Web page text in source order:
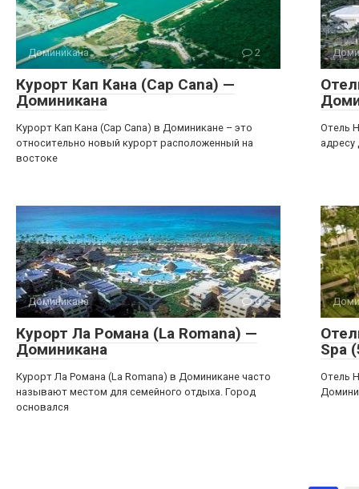
Доминикана 2
Курорт Кап Кана (Cap Cana) —
Доминикана
Курорт Кап Кана (Cap Cana) в Доминикане – это
относительно новый курорт расположенный на
востоке
Отель
Доминикана 0
Курорт Ла Романа (La Romana) —
Доминикана
Курорт Ла Романа (La Romana) в Доминикане часто
называют местом для семейного отдыха. Город
основался
Spa
Отель